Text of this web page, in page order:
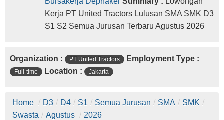
Kerja PT United Tractors Lulusan SMA SMK D3
S1 S2 Semua Jurusan Terbaru Agustus 2026
Organization : PT United Tractors Employment Type :
Full-time Location : Jakarta
Home / D3 / D4 / S1 / Semua Jurusan / SMA / SMK /
Swasta / Agustus / 2026